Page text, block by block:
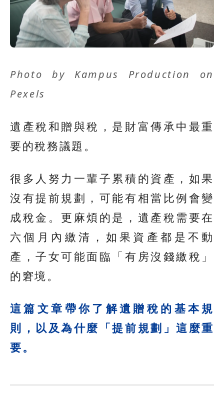
Photo by Kampus Production
on
Pexels
遺產稅和贈與稅，是財富傳承中最重
要的稅務議題。
很多人努力一輩子累積的資產，如果
沒有提前規劃，可能有相當比例會變
成稅金。更麻煩的是，遺產稅需要在
六個月內繳清，如果資產都是不動
產，子女可能面臨「有房沒錢繳稅」
的窘境。
這篇文章帶你了解遺贈稅的基本規
則，以及為什麼「提前規劃」這麼重
要。